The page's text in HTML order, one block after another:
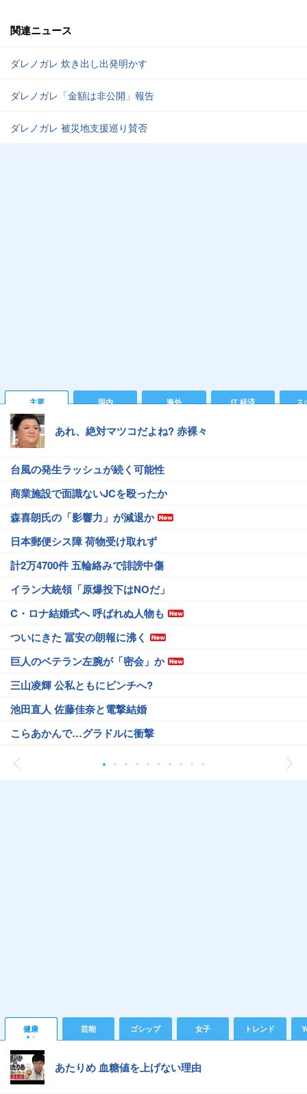
関連ニュース
ダレノガレ 炊き出し出発明かす
ダレノガレ「金額は非公開」報告
ダレノガレ 被災地支援巡り賛否
主要 国内 海外 IT 経済 ス
あれ、絶対マツコだよね? 赤裸々
台風の発生ラッシュが続く可能性
商業施設で面識ないJCを殴ったか
森喜朗氏の「影響力」が減退か
日本郵便シス障 荷物受け取れず
計2万4700件 五輪絡みで誹謗中傷
イラン大統領「原爆投下はNOだ」
C・ロナ結婚式へ 呼ばれぬ人物も
ついにきた 冨安の朗報に沸く
巨人のベテラン左腕が「密会」か
三山凌輝 公私ともにピンチへ?
池田直人 佐藤佳奈と電撃結婚
こらあかんで…グラドルに衝撃
健康 芸能 ゴシップ 女子 トレンド
あたりめ 血糖値を上げない理由